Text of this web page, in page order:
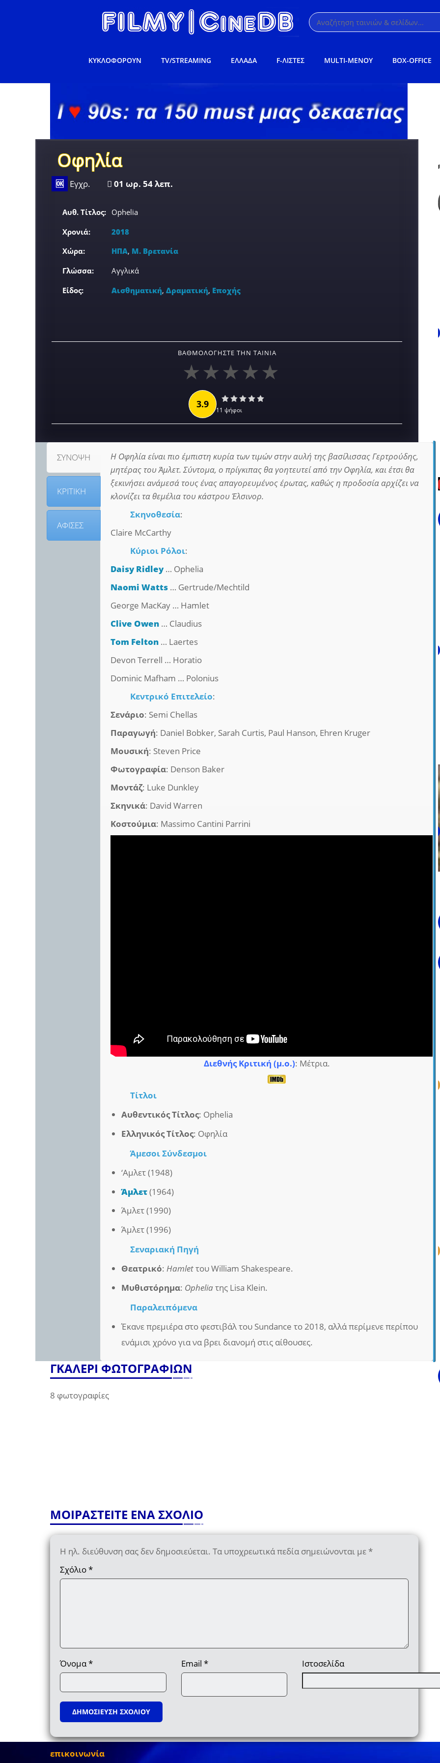
ΚΥΚΛΟΦΟΡΟΥΝ TV/STREAMING ΕΛΛΑΔΑ F-ΛΙΣΤΕΣ MULTI-ΜΕΝΟΥ BOX-OFFICE
Οφηλία
🆗 Εγχρ. 01 ωρ. 54 λεπ.
Αυθ. Τίτλος: Ophelia
Χρονιά:
2018
Χώρα:
ΗΠΑ, Μ. Βρετανία
Γλώσσα:
Αγγλικά
Είδος:
Αισθηματική,Δραματική, Εποχής
ΒΑΘΜΟΛΟΓΉΣΤΕ ΤΗΝ ΤΑΙΝΊΑ
3.9 11 ψήφοι
ΣΥΝΟΨΗ
ΚΡΙΤΙΚΗ
ΑΦΙΣΕΣ
Η Οφηλία είναι πιο έμπιστη κυρία των τιμών στην αυλή της βασίλισσας Γερτρούδης,
μητέρας του Άμλετ. Σύντομα, ο πρίγκιπας θα γοητευτεί από την Οφηλία, και έτσι θα
ξεκινήσει ανάμεσά τους ένας απαγορευμένος έρωτας, καθώς η προδοσία αρχίζει να
κλονίζει τα θεμέλια του κάστρου Έλσινορ.
Σκηνοθεσία:
Claire McCarthy
Κύριοι Ρόλοι:
Daisy Ridley… Ophelia
Naomi Watts … Gertrude/Mechtild
George MacKay … Hamlet
Clive Owen … Claudius
Tom Felton … Laertes
Devon Terrell … Horatio
Dominic Mafham … Polonius
Κεντρικό Επιτελείο:
Σενάριο: Semi Chellas
Παραγωγή: Daniel Bobker, Sarah Curtis, Paul Hanson, Ehren Kruger
Μουσική: Steven Price
Φωτογραφία: Denson Baker
Μοντάζ: Luke Dunkley
Σκηνικά: David Warren
Κοστούμια: Massimo Cantini Parrini
Διεθνής Κριτική (μ.ο.): Μέτρια.
Τίτλοι
Αυθεντικός Τίτλος: Ophelia
Ελληνικός Τίτλος: Οφηλία
ΆμεσοιΣύνδεσμοι
‘Αμλετ (1948)
Άμλετ(1964)
Άμλετ (1990)
Άμλετ (1996)
Σεναριακή Πηγή
Θεατρικό:Hamletτου William Shakespeare.
Μυθιστόρημα: Opheliaτης Lisa Klein.
Παραλειπόμενα
Έκανε πρεμιέρα στο φεστιβάλ του Sundance το 2018, αλλά περίμενε περίπου
ενάμισι χρόνο για να βρει διανομή στις αίθουσες.
ΓΚΑΛΕΡΙ ΦΩΤΟΓΡΑΦΙΩΝ
8 φωτογραφίες
ΜΟΙΡΑΣΤΕΙΤΕ ΕΝΑ ΣΧΟΛΙΟ
Η ηλ. διεύθυνση σας δεν δημοσιεύεται. Τα υποχρεωτικά πεδία σημειώνονται με*
Σχόλιο*
Όνομα* Email * Ιστοσελίδα
επικοινωνία